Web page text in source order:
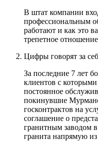
В штат компании
профессиональным
работают и как это
трепетное
Цифры говорят за
За последние 7 лет
клиентов с
постоянное
покинувшие
госконтрактов на
соглашение о
гранитным заводом
гранита напрямую